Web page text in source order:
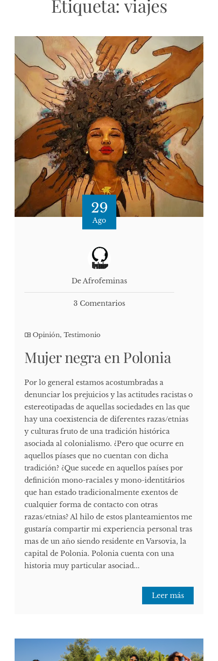
Etiqueta: viajes
29
Ago
De Afrofeminas
3 Comentarios
Opinión, Testimonio
Mujer negra en Polonia
Por lo general estamos acostumbradas a
denunciar los prejuicios y las actitudes racistas o
estereotipadas de aquellas sociedades en las que
hay una coexistencia de diferentes razas/etnias
y culturas fruto de una tradición histórica
asociada al colonialismo. ¿Pero que ocurre en
aquellos píases que no cuentan con dicha
tradición? ¿Que sucede en aquellos países por
definición mono-raciales y mono-identitários
que han estado tradicionalmente exentos de
cualquier forma de contacto con otras
razas/etnias? Al hilo de estos planteamientos me
gustaría compartir mi experiencia personal tras
mas de un año siendo residente en Varsovia, la
capital de Polonia. Polonia cuenta con una
historia muy particular asociad...
Leer más